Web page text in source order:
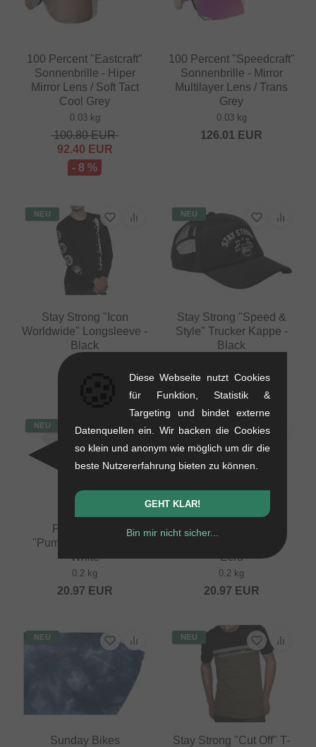
100 Percent "Eastcraft"
Sonnenbrille - Hiper
Mirror Lens / Soft Tact
Cool Grey
0.03 kg
100.80EUR
92.40 EUR
- 8 %
100 Percent "Speedcraft"
Sonnenbrille - Mirror
Multilayer Lens / Trans
Grey
0.03 kg
126.01 EUR
NEU
Stay Strong "Icon
Worldwide" Longsleeve -
Black
NEU
Stay Strong "Speed &
Style" Trucker Kappe -
Black
25.17 EUR
NEU
Pride Racing
"Pumptrack" T-Shirt -
White
0.2 kg
20.97 EUR
NEU
Pride Racing
Ecru
0.2 kg
20.97 EUR
NEU
Sunday Bikes
NEU
Stay Strong "Cut Off" T-
Diese Webseite nutzt Cookies
für Funktion, Statistik &
Targeting und bindet externe
Datenquellen ein. Wir backen die Cookies
so klein und anonym wie möglich um dir die
beste Nutzererfahrung bieten zu können.
GEHT KLAR!
Bin mir nicht sicher...